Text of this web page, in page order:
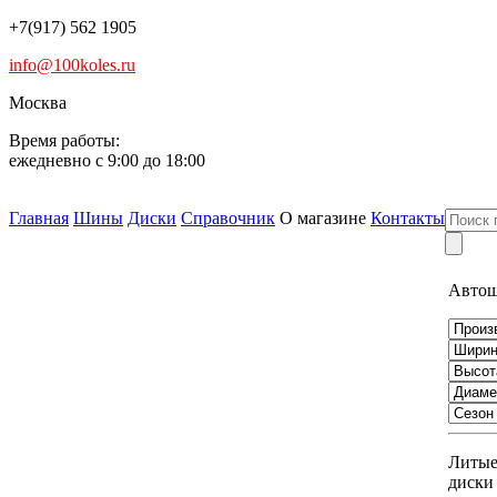
+7(917) 562 1905
info@100koles.ru
Москва
Время работы:
ежедневно с 9:00 до 18:00
Главная Шины Диски Справочник О магазине Контакты
Литые
диски